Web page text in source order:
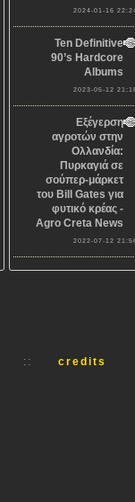
2024-01-16
Ten Definitive
90’s Hardcore
Albums
2023-05-12
Εξέγερση
αγροτών στην
Ολλανδία:
Πυρκαγιά σε
σούπερ-μάρκετ
του Bill Gates για
φυτικό κρέας -
Agro Creta News
2022-07-12
:: credits